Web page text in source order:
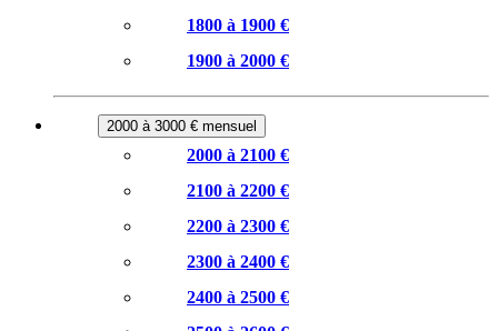
1800 à 1900 €
1900 à 2000 €
2000 à 3000 € mensuel
2000 à 2100 €
2100 à 2200 €
2200 à 2300 €
2300 à 2400 €
2400 à 2500 €